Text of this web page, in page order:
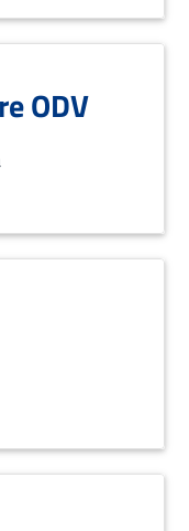
ODV
ADIPISCING
ADIPISCING